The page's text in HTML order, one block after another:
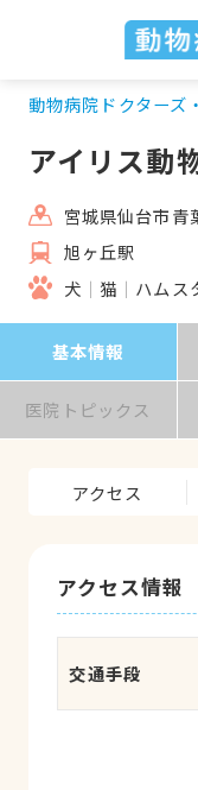
動物病院ドクターズ
アイリス動
宮城県仙台市
旭ヶ丘駅
犬
猫 ハムス
基本情報
医院トピックス
アクセス
アクセス情報
交通手段